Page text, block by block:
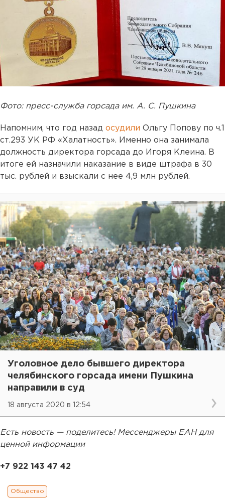
Фото: пресс-служба горсада им. А. С. Пушкина
Напомним, что год назад осудили Ольгу Попову по ч.1
ст.293 УК РФ «Халатность». Именно она занимала
должность директора горсада до Игоря Клеина. В
итоге ей назначили наказание в виде штрафа в 30
тыс. рублей и взыскали с нее 4,9 млн рублей.
Уголовное дело бывшего директора
челябинского горсада имени Пушкина
направили в суд
18 августа 2020 в 12:54
Есть новость — поделитесь! Мессенджеры ЕАН для
ценной информации
+7 922 143 47 42
Общество